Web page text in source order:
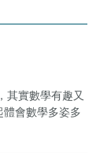
其實數學有趣又
會數學多姿多